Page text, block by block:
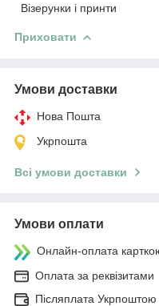
Візерунки і принти
Приховати
Умови доставки
Нова Пошта
Укрпошта
Всі умови доставки
Умови оплати
Онлайн-оплата
Оплата за реквізитами
Післяплата Укрпоштою